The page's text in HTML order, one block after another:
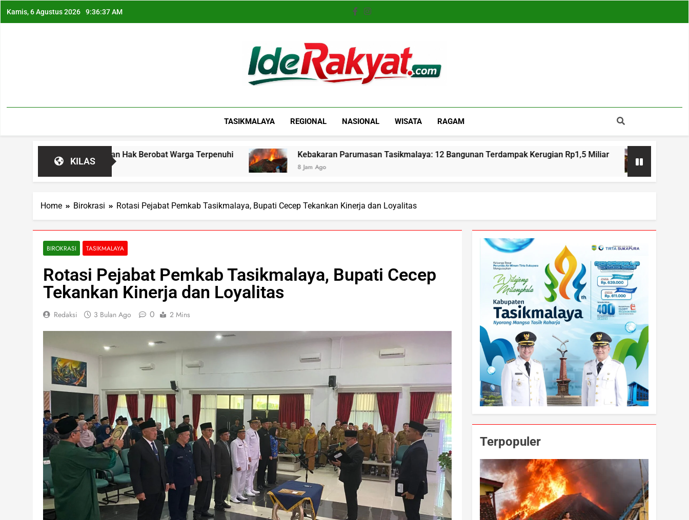
Kamis, 6 Agustus 2026 9:36:38 AM
Iderakyat.com
TASIKMALAYA REGIONAL NASIONAL WISATA RAGAM
KILAS
Pastikan Hak Berobat Warga Terpenuhi Kebakaran Parumasan Tasikmalaya: 12 Bangunan Terdampak Kerugian Rp1,5 Miliar
8 Jam Ago
Jeritan Warga
17 Jam Ago
Home Birokrasi Rotasi Pejabat Pemkab Tasikmalaya, Bupati Cecep Tekankan Kinerja dan Loyalitas
BIROKRASI TASIKMALAYA
Rotasi Pejabat Pemkab Tasikmalaya, Bupati Cecep
Tekankan Kinerja dan Loyalitas
Redaksi 3 Bulan Ago 0 2 Mins
Terpopuler